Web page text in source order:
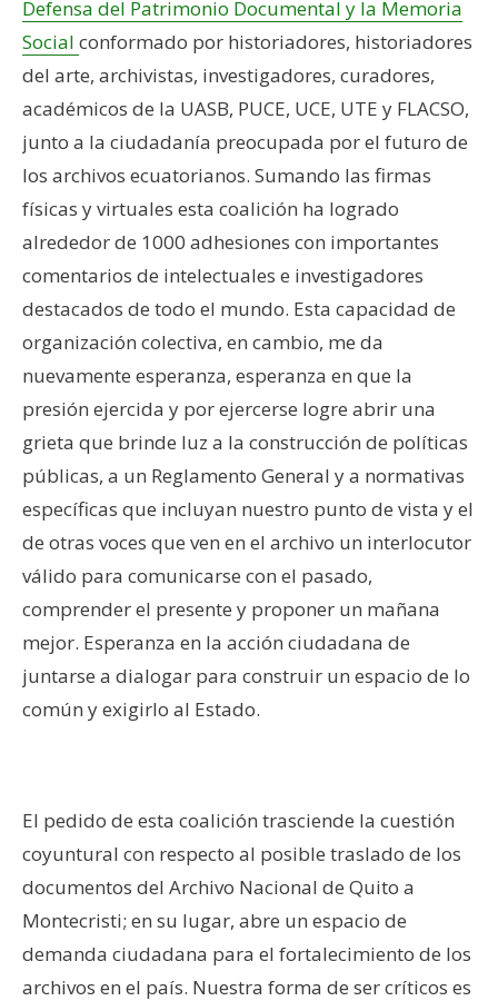
Defensa del Patrimonio Documental y la Memoria
Social conformado por historiadores, historiadores
del arte, archivistas, investigadores, curadores,
académicos de la UASB, PUCE, UCE, UTE y FLACSO,
junto a la ciudadanía preocupada por el futuro de
los archivos ecuatorianos. Sumando las firmas
físicas y virtuales esta coalición ha logrado
alrededor de 1000 adhesiones con importantes
comentarios de intelectuales e investigadores
destacados de todo el mundo. Esta capacidad de
organización colectiva, en cambio, me da
nuevamente esperanza, esperanza en que la
presión ejercida y por ejercerse logre abrir una
grieta que brinde luz a la construcción de políticas
públicas, a un Reglamento General y a normativas
específicas que incluyan nuestro punto de vista y el
de otras voces que ven en el archivo un interlocutor
válido para comunicarse con el pasado,
comprender el presente y proponer un mañana
mejor. Esperanza en la acción ciudadana de
juntarse a dialogar para construir un espacio de lo
común y exigirlo al Estado.
El pedido de esta coalición trasciende la cuestión
coyuntural con respecto al posible traslado de los
documentos del Archivo Nacional de Quito a
Montecristi; en su lugar, abre un espacio de
demanda ciudadana para el fortalecimiento de los
archivos en el país. Nuestra forma de ser críticos es